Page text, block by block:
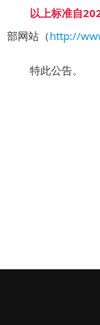
以上标准自
部网站（http://
特此公告。